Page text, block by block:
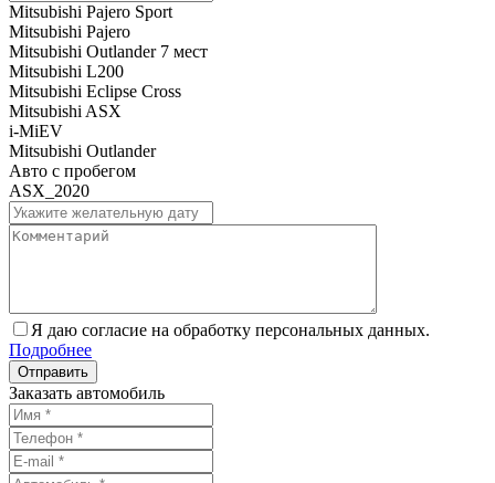
Mitsubishi Pajero Sport
Mitsubishi Pajero
Mitsubishi Outlander 7 мест
Mitsubishi L200
Mitsubishi Eclipse Cross
Mitsubishi ASX
i-MiEV
Mitsubishi Outlander
Авто с пробегом
ASX_2020
Я даю согласие на обработку персональных данных.
Подробнее
Заказать автомобиль